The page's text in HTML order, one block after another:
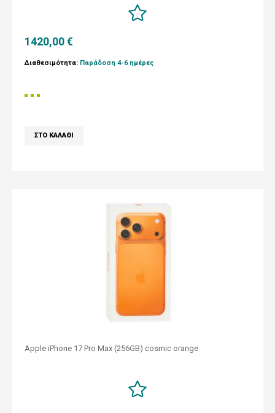
1420,00 €
Διαθεσιμότητα: Παράδοση 4-6 ημέρες
Apple iPhone 17 Pro Max (256GB) cosmic orange